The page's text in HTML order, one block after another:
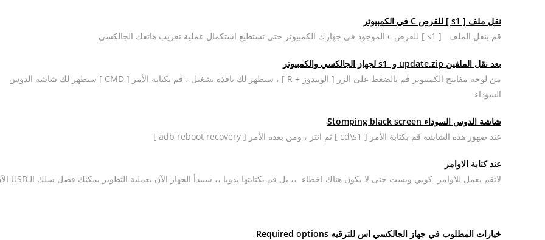
نقل ملف [ s1 ] للقرص C في الكمبيوتر
قم بنقل الملف [ s1 ] للقرص c الموجود في جهازك الكمبيوتر حتى تستطيع استكمال عملية تعريب هاتفك الجالكسي
بعد نقل الملفين update.zip و s1 لجهاز الجالكسي والكمبيوتر
من لوحة مفاتيح الكمبيوتر قم بالضغط على الزر [ الويندوز + R ] ، ستظهر لك نافذة تشغيل ، قم بكتابة الأمر [ CMD ] ستظهر لك شاشة الدوس
السوداء
شاشة الدوس السوداء Stomping black screen
عند ضهور هذه الشاشه قم بكتابة الأمر [ cd\s1 ] ثم انتر ، ومن بعده الأمر [ adb reboot recovery ]
عند كتابة الاوامر
لاتقم بعمل للاوامر كوبي وبست حتى لا يكون هناك اخطاء ،، بل قم بكتابتها يدويا ،، سيبدأ الجهاز الآن بعملية التطوير يمكنك فصل سلك الـUSB الآن
خيارات المطلوب في جهاز الجالكسي اس للترقيه Required options